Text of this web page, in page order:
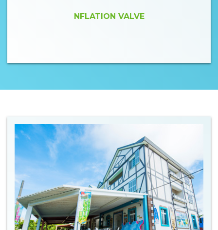
NFLATION VALVE